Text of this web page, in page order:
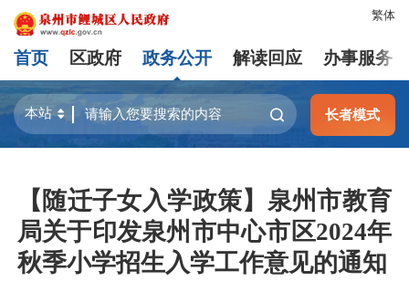
繁体
首页 区政府 政务公开 解读回应 办事服务
长者模式
【随迁子女入学政策】泉州市教育
局关于印发泉州市中心市区2024年
秋季小学招生入学工作意见的通知